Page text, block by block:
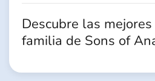
Descubre las
familia de Sons of